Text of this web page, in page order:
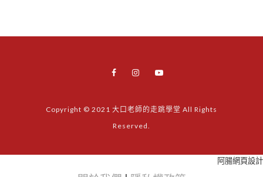
Copyright © 2021 大口老師的走跳學堂 All Rights
Reserved.
阿腸網頁設計